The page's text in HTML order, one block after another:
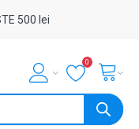
500 lei
0